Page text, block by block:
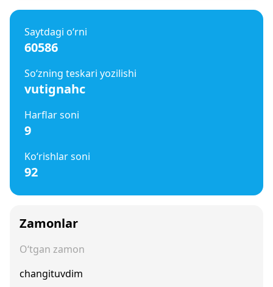
Saytdagi o‘rni
60586
So‘zning teskari yozilishi
vutignahc
Harflar soni
9
Ko‘rishlar soni
92
Zamonlar
O‘tgan zamon
changituvdim